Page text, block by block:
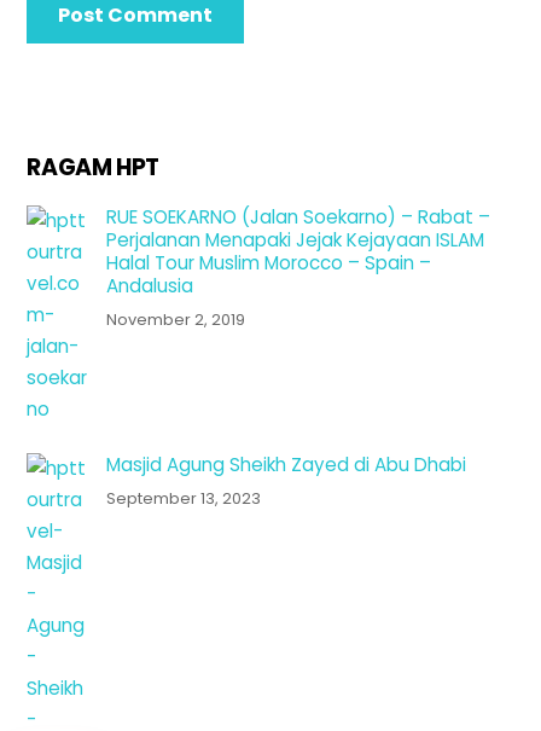
RAGAM HPT
RUE SOEKARNO (Jalan Soekarno) – Rabat –
Perjalanan Menapaki Jejak Kejayaan ISLAM
Halal Tour Muslim Morocco – Spain –
Andalusia
November 2, 2019
Masjid Agung Sheikh Zayed di Abu Dhabi
September 13, 2023